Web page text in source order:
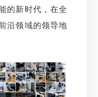
的新时代，在全
沿领域的领导地